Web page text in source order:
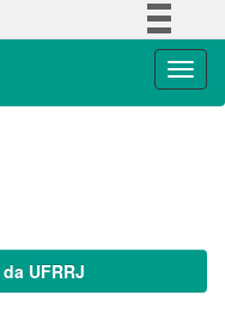
UFRRJ